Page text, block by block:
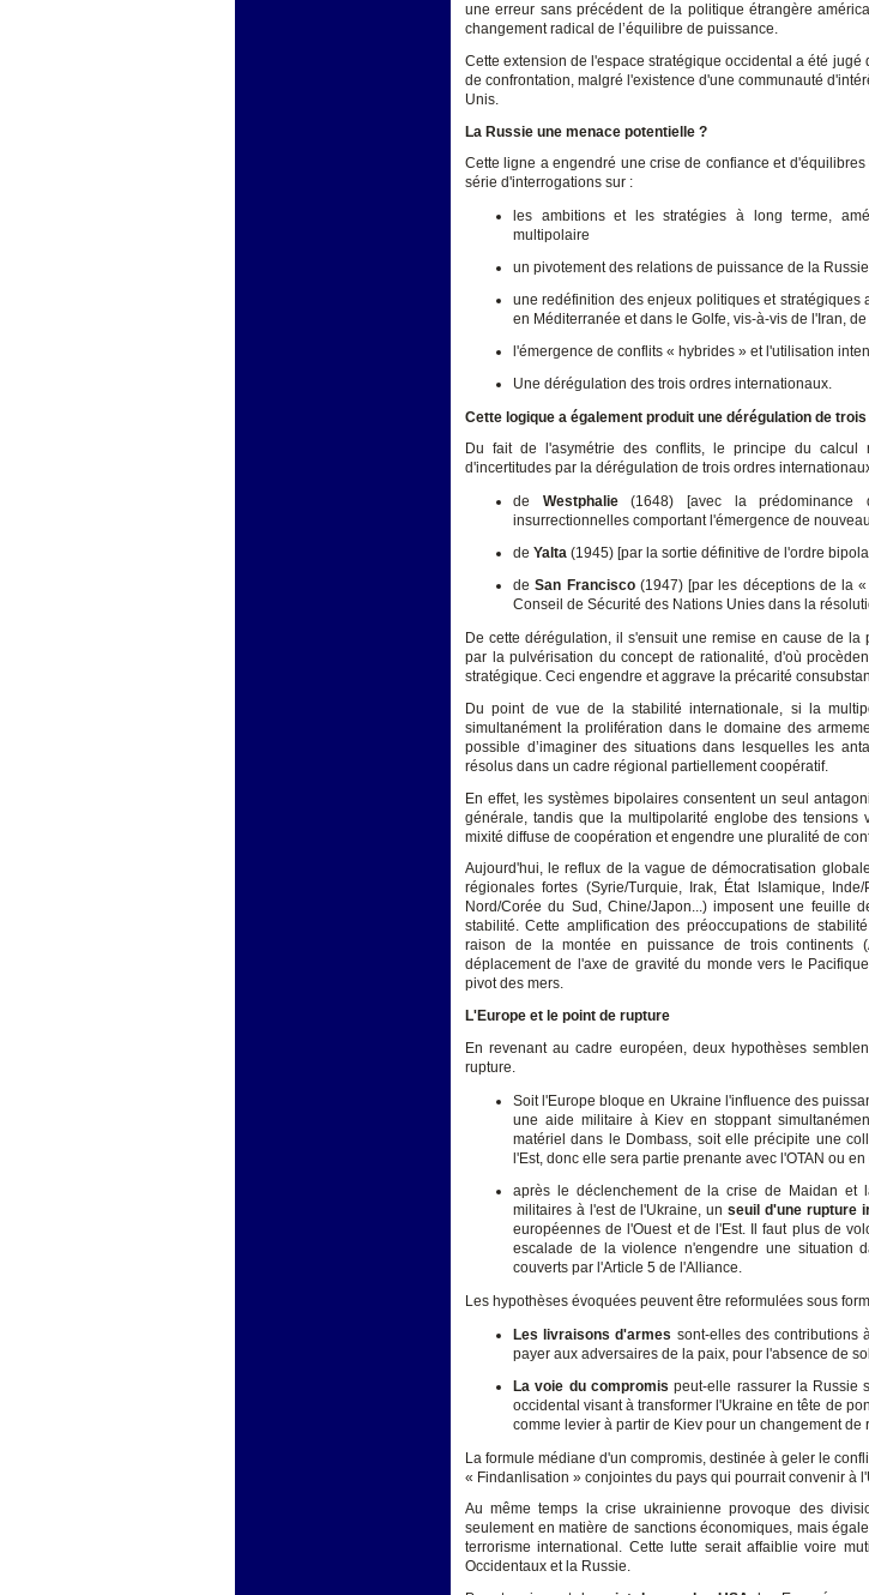
une erreur sans précédent de la politique étrangère
changement radical de l’équilibre de puissance.
Cette extension de l'espace stratégique occidental a été
de confrontation, malgré l'existence d'une communauté
Unis.
La Russie une menace potentielle ?
Cette ligne a engendré une crise de confiance et
série d'interrogations sur :
les ambitions et les stratégies à long terme,
multipolaire
un pivotement des relations de puissance de la
une redéfinition des enjeux politiques et stratégiques
en Méditerranée et dans le Golfe, vis-à-vis de l'Iran, de
l'émergence de conflits « hybrides » et l'utilisation
Une dérégulation des trois ordres internationaux.
Cette logique a également produit une dérégulation de
Du fait de l'asymétrie des conflits, le principe du calcul
d'incertitudes par la dérégulation de trois ordres
de Westphalie(1648) [avec la
insurrectionnelles comportant l'émergence de
de Yalta (1945) [par la sortie définitive de l'ordre
deSan Francisco(1947) [par les déceptions de la
Conseil de Sécurité des Nations Unies dans la
De cette dérégulation, il s'ensuit une remise en cause de
par la pulvérisation du concept de rationalité, d'où
stratégique. Ceci engendre et aggrave la précarité
Du point de vue de la stabilité internationale, si la
simultanément la prolifération dans le domaine des
possible d’imaginer des situations dans lesquelles les
résolus dans un cadre régional partiellement coopératif.
En effet, les systèmes bipolaires consentent un seul
générale, tandis que la multipolarité englobe des tensions
mixité diffuse de coopération et engendre une pluralité de
Aujourd'hui, le reflux de la vague de démocratisation
régionales fortes (Syrie/Turquie, Irak, État Islamique,
Nord/Corée du Sud, Chine/Japon...) imposent une feuille
stabilité. Cette amplification des préoccupations de
raison de la montée en puissance de trois continents
déplacement de l'axe de gravité du monde vers le
pivot des mers.
L'Europe et le point de rupture
En revenant au cadre européen, deux hypothèses
rupture.
Soit l'Europe bloque en Ukraine l'influence des
une aide militaire à Kiev en stoppant
matériel dans le Dombass, soit elle précipite une
l'Est, donc elle sera partie prenante avec l'OTAN ou
après le déclenchement de la crise de Maidan et
militaires à l'est de l'Ukraine, un seuil d'une rupture
européennes de l'Ouest et de l'Est. Il faut plus de
escalade de la violence n'engendre une situation
couverts par l'Article 5 de l'Alliance.
Les hypothèses évoquées peuvent être reformulées sous
Les livraisons d'armes sont-elles des contributions
payer aux adversaires de la paix, pour l'absence de
La voie du compromis peut-elle rassurer la Russie
occidental visant à transformer l'Ukraine en tête de
comme levier à partir de Kiev pour un changement de
La formule médiane d'un compromis, destinée à geler le
« Findanlisation » conjointes du pays qui pourrait convenir à
Au même temps la crise ukrainienne provoque des
seulement en matière de sanctions économiques, mais
terrorisme international. Cette lutte serait affaiblie voire
Occidentaux et la Russie.